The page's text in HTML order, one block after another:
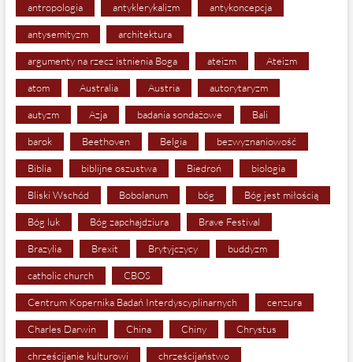
antropologia antyklerykalizm antykoncepcja
antysemityzm architektura
argumenty na rzecz istnienia Boga ateizm Ateizm
atom Australia Austria autorytaryzm
autyzm Azja badania sondażowe Bali
barok Beethoven Belgia bezwyznaniowość
Biblia biblijne oszustwa Biedroń biologia
Bliski Wschód Bobolanum bóg Bóg jest miłością
Bóg luk Bóg zapchajdziura Brave Festival
Brazylia Brexit Brytyjczycy buddyzm
catholic church CBOS
Centrum Kopernika Badań Interdyscyplinarnych cenzura
Charles Darwin China Chiny Chrystus
chrześcijanie kulturowi chrześcijaństwo